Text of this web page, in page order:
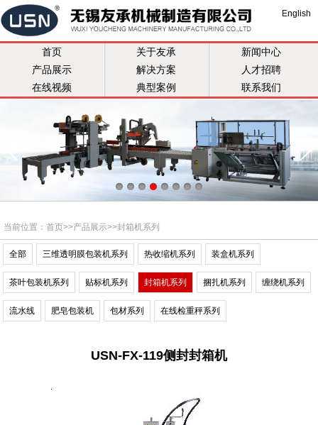
English
首页 关于友承
新闻中心
产品展示
解决方案
人才招聘
在线视频
典型案例 联系我们
当前位置： 首页>>产品展示>>封箱机系列
全部 三维透明膜包装机系列 热收缩机系列 装盒机系列
茶叶包装机系列 贴标机系列 封箱机系列 捆扎机系列 缠绕机系列
流水线 肥皂包装机 包材系列 在线检重秤系列
USN-FX-119侧封封箱机